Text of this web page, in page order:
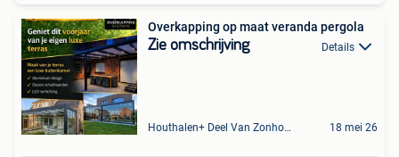
Overkapping op maat veranda pergola
Zie omschrijving Details
Houthalen+ Deel Van Zonhoven En Zolder 18 mei 26